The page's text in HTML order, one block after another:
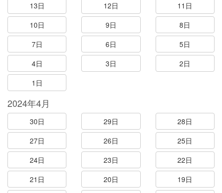
13日
12日
11日
10日
9日
8日
7日
6日
5日
4日
3日
2日
1日
2024年4月
30日 29日
28日
27日
26日
25日
24日
23日
22日
21日
20日
19日